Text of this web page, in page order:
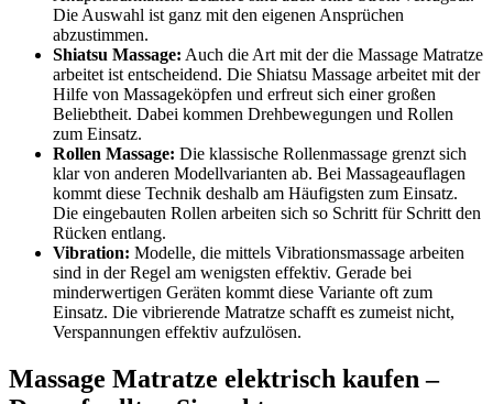
Die Auswahl ist ganz mit den eigenen Ansprüchen
abzustimmen.
Shiatsu Massage: Auch die Art mit der die Massage Matratze
arbeitet ist entscheidend. Die Shiatsu Massage arbeitet mit der
Hilfe von Massageköpfen und erfreut sich einer großen
Beliebtheit. Dabei kommen Drehbewegungen und Rollen
zum Einsatz.
Rollen Massage: Die klassische Rollenmassage grenzt sich
klar von anderen Modellvarianten ab. Bei Massageauflagen
kommt diese Technik deshalb am Häufigsten zum Einsatz.
Die eingebauten Rollen arbeiten sich so Schritt für Schritt den
Rücken entlang.
Vibration: Modelle, die mittels Vibrationsmassage arbeiten
sind in der Regel am wenigsten effektiv. Gerade bei
minderwertigen Geräten kommt diese Variante oft zum
Einsatz. Die vibrierende Matratze schafft es zumeist nicht,
Verspannungen effektiv aufzulösen.
Massage Matratze elektrisch kaufen –